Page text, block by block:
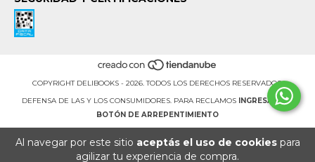
Al navegar por este sitio aceptás el uso de cookiespara
agilizar tu experiencia de compra.
COPYRIGHT DELIBOOKS - 2026. TODOS LOS DERECHOS RESERVADOS.
DEFENSA DE LAS Y LOS CONSUMIDORES. PARA RECLAMOS
INGRESÁ ACÁ.
BOTÓN DE ARREPENTIMIENTO